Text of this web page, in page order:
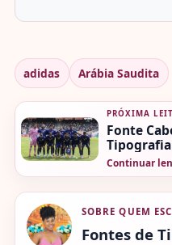
adidas Arábia Saudita
PRÓXIMA
Fonte
Continuar
SOBRE QUEM
Fontes de